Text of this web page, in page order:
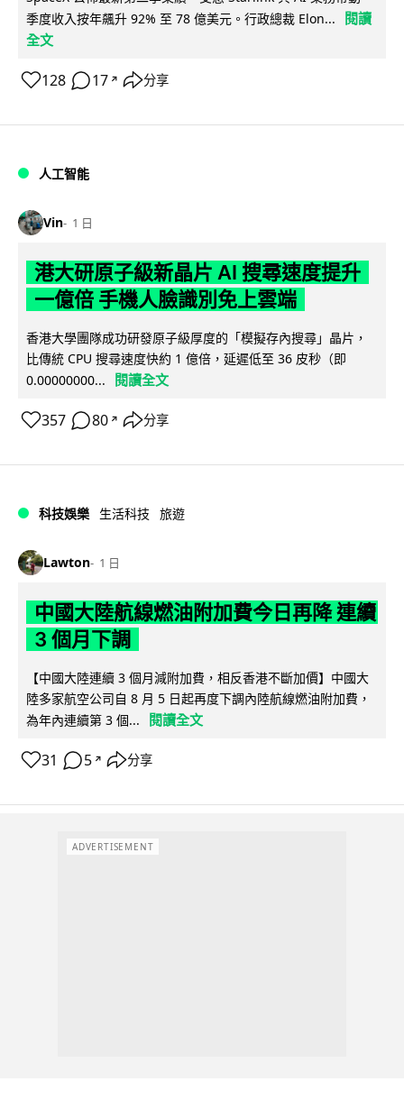
季度收入按年飆升 92% 至 78 億美元。行政總裁 Elon...
閱讀
全文
128 17 ↗ 分享
人工智能
Vin 1 日
港大研原子級新晶片 AI 搜尋速度提升
一億倍 手機人臉識別免上雲端
香港大學團隊成功研發原子級厚度的「模擬存內搜尋」晶片，
比傳統 CPU 搜尋速度快約 1 億倍，延遲低至 36 皮秒（即
0.00000000...
閱讀全文
357 80 ↗ 分享
科技娛樂 生活科技 旅遊
Lawton 1 日
中國大陸航線燃油附加費今日再降 連續
3 個月下調
【中國大陸連續 3 個月減附加費，相反香港不斷加價】中國大
陸多家航空公司自 8 月 5 日起再度下調內陸航線燃油附加費，
為年內連續第 3 個...
閱讀全文
31 5 ↗ 分享
ADVERTISEMENT